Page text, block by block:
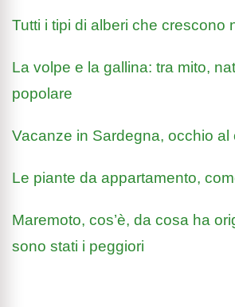
Tutti i tipi di alberi che crescono
La volpe e la gallina: tra mito,
popolare
Vacanze in Sardegna, occhio al
Le piante da appartamento,
Maremoto, cos’è, da cosa ha
sono stati i peggiori